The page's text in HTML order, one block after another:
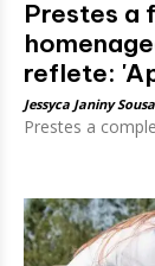
Prestes a
reflete:
Jessyca Janiny Sousa
Prestes a